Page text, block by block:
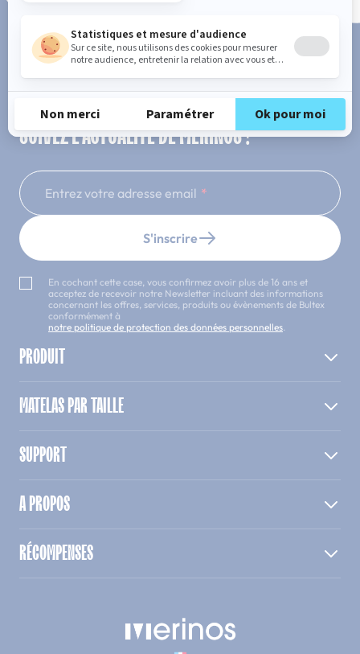
SUIVEZ L'ACTUALITÉ DE MERINOS !
Entrez votre adresse email
S'inscrire
En cochant cette case, vous confirmez avoir plus de 16 ans et
acceptez de recevoir notre Newsletter incluant des informations
concernant les offres, services, produits ou évènements de Bultex
conformément à
notre politique de protection des données personnelles.
PRODUIT
MATELAS PAR TAILLE
SUPPORT
A PROPOS
RÉCOMPENSES